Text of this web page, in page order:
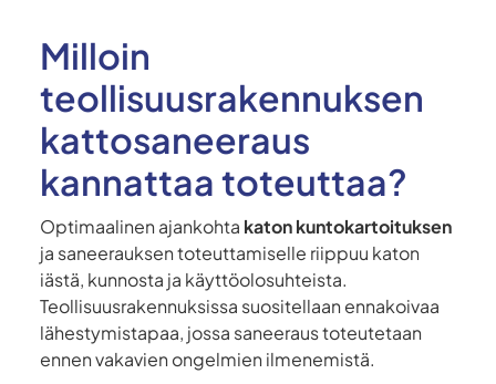
Milloin
teollisuusrakennuksen
kattosaneeraus
kannattaa toteuttaa?
Optimaalinen ajankohta katon kuntokartoituksen
ja saneerauksen toteuttamiselle riippuu katon
iästä, kunnosta ja käyttöolosuhteista.
Teollisuusrakennuksissa suositellaan ennakoivaa
lähestymistapaa, jossa saneeraus toteutetaan
ennen vakavien ongelmien ilmenemistä.